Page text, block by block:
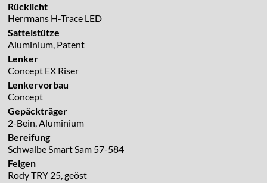
Rücklicht
Herrmans H-Trace LED
Sattelstütze
Aluminium, Patent
Lenker
Concept EX Riser
Lenkervorbau
Concept
Gepäckträger
2-Bein, Aluminium
Bereifung
Schwalbe Smart Sam 57-584
Felgen
Rody TRY 25, geöst